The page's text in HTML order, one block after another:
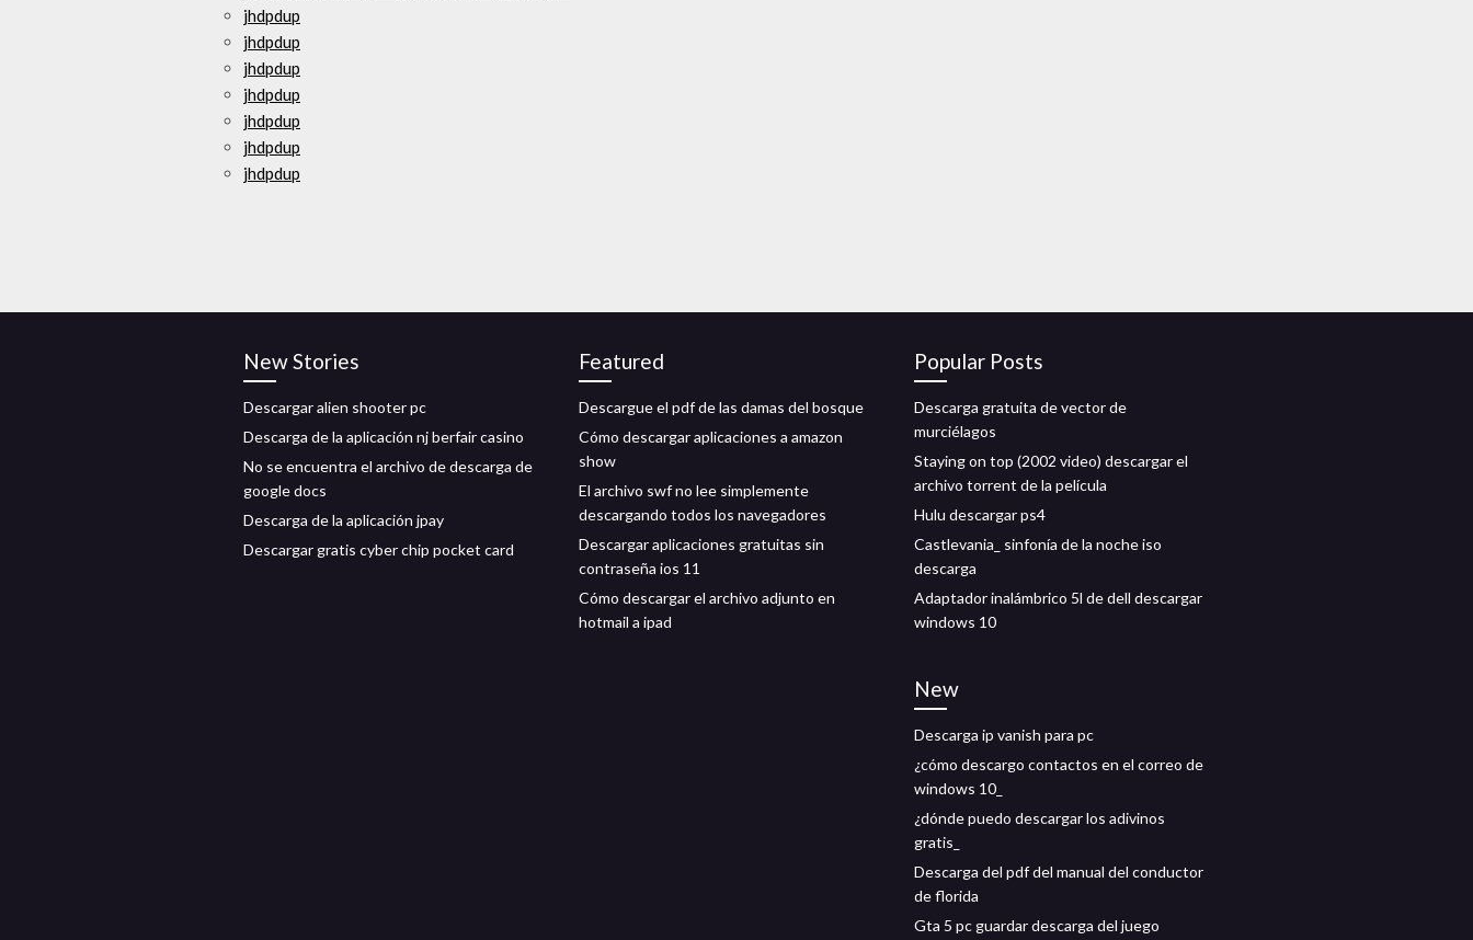
jhdpdup
jhdpdup
jhdpdup
jhdpdup
jhdpdup
jhdpdup
jhdpdup
New Stories
Descargar alien shooter pc
Descarga de la aplicación nj berfair casino
No se encuentra el archivo de descarga de
google docs
Descarga de la aplicación jpay
Descargar gratis cyber chip pocket card
Featured
Descargue el pdf de las damas del bosque
Cómo descargar aplicaciones a amazon
show
El archivo swf no lee simplemente
descargando todos los navegadores
Descargar aplicaciones gratuitas sin
contraseña ios 11
Cómo descargar el archivo adjunto en
hotmail a ipad
Popular Posts
Descarga gratuita de vector de
murciélagos
Staying on top (2002 video) descargar el
archivo torrent de la película
Hulu descargar ps4
Castlevania_ sinfonía de la noche iso
descarga
Adaptador inalámbrico 5l de dell descargar
windows 10
New
Descarga ip vanish para pc
¿cómo descargo contactos en el correo de
windows 10_
¿dónde puedo descargar los adivinos
gratis_
Descarga del pdf del manual del conductor
de florida
Gta 5 pc guardar descarga del juego